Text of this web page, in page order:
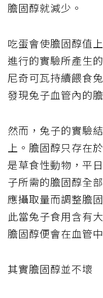
膽固醇就減少。
吃蛋會使膽固醇值
進行的實驗所產生
尼奇可瓦持續餵食
發現兔子血管內的
然而，兔子的實驗
上。膽固醇只存在
是草食性動物，平
子所需的膽固醇全
應攝取量而調整膽
此當兔子食用含有
膽固醇便會在血管
其實膽固醇並不壞